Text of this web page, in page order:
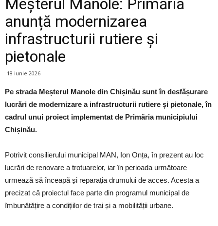
Meșterul Manole: Primăria
anunță modernizarea
infrastructurii rutiere și
pietonale
18 iunie 2026
Pe strada Meșterul Manole din Chișinău sunt în desfășurare
lucrări de modernizare a infrastructurii rutiere și pietonale, în
cadrul unui proiect implementat de Primăria municipiului
Chișinău.
Potrivit consilierului municipal MAN, Ion Onța, în prezent au loc
lucrări de renovare a trotuarelor, iar în perioada următoare
urmează să înceapă și reparația drumului de acces. Acesta a
precizat că proiectul face parte din programul municipal de
îmbunătățire a condițiilor de trai și a mobilității urbane.